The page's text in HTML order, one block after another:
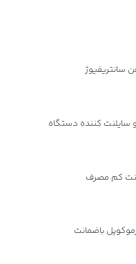
سایلنت کننده دستگاه